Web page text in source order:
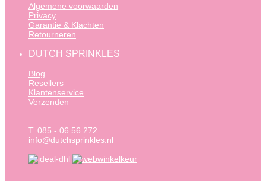
Algemene voorwaarden
Privacy
Garantie & Klachten
Retourneren
DUTCH SPRINKLES
Blog
Resellers
Klantenservice
Verzenden
T. 085 - 06 56 272
info@dutchsprinkles.nl